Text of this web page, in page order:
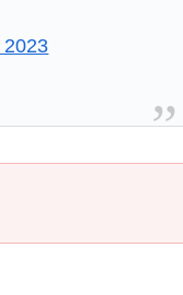
2023